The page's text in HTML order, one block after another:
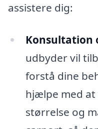
assistere dig:
Konsultation
udbyder vil
forstå dine
hjælpe med
størrelse og